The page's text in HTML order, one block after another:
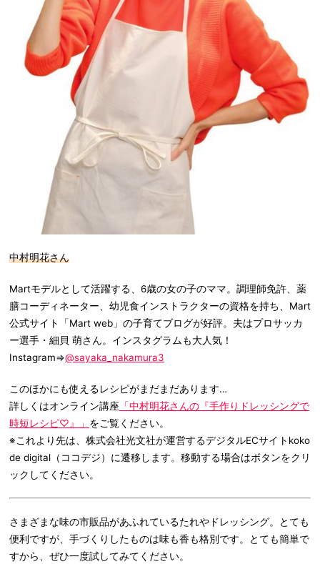
中村明花さん
Martモデルとして活躍する、6歳の女の子のママ。調理師免許、薬
膳コーディネーター、幼児食インストラクターの資格を持ち、Mart
公式サイト「Mart web」の子育てブログが好評。夫はプロサッカ
ー選手・細貝 萌さん。インスタグラムも大人気！
Instagram⇒@sayaka_nakamura3
このほかにも使えるレシピがまだまだあります…
詳しくはオンライン講座 「中村明花さんの『手作りドレッシングで
時短レシピ♡』」 をご覧ください。
※これより先は、株式会社光文社が運営するデジタルECサイトkoko
de digital（ココデジ）に遷移します。移動する場合はボタンをクリ
ックしてください。
さまざまな味の市販品があふれているたれやドレッシング。とても
便利ですが、手づくりしたものは味も香も格別です。とても簡単で
すから、ぜひ一度試してみてください。